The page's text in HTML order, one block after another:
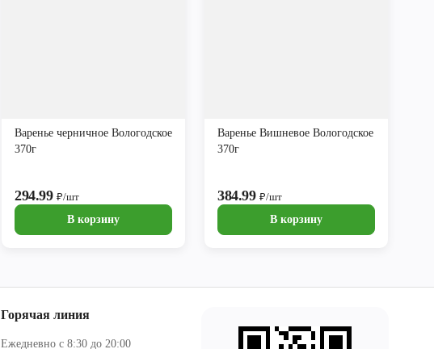
Варенье черничное Вологодское
370г
294.99₽/шт
В корзину
Варенье Вишневое Вологодское
370г
384.99₽/шт
В корзину
Горячая линия
Ежедневно с 8:30 до 20:00